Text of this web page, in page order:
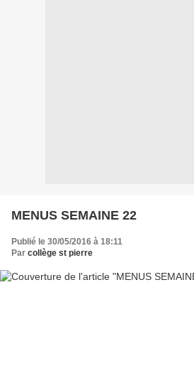
MENUS SEMAINE 22
Publié le 30/05/2016 à 18:11
Par collège st pierre